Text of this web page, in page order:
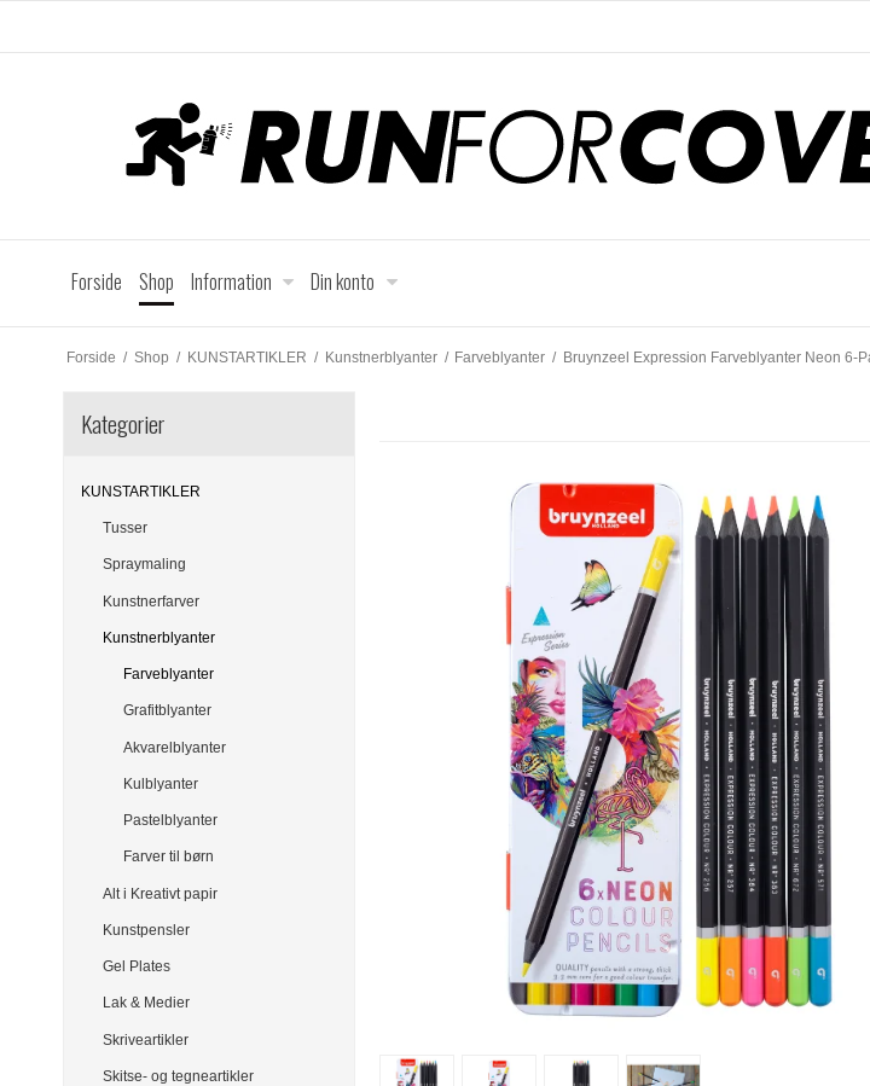
Forside Shop Information Din konto
Forside / Shop / KUNSTARTIKLER / Kunstnerblyanter / Farveblyanter / Bruynzeel Expression Farveblyanter Neon 6-
Kategorier
KUNSTARTIKLER
Tusser
Spraymaling
Kunstnerfarver
Kunstnerblyanter
Farveblyanter
Grafitblyanter
Akvarelblyanter
Kulblyanter
Pastelblyanter
Farver til børn
Alt i Kreativt papir
Kunstpensler
Gel Plates
Lak & Medier
Skriveartikler
Skitse- og tegneartikler